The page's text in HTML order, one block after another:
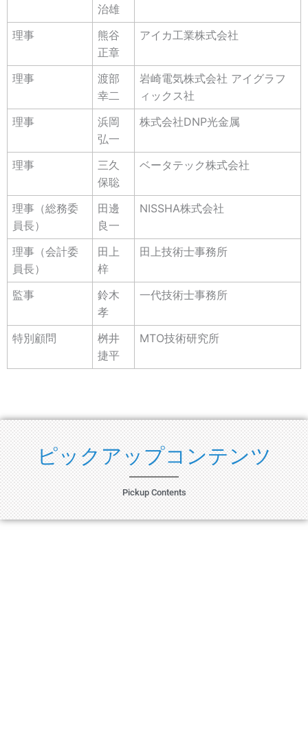
治雄
理事
熊谷
正章
アイカ工業株式会社
理事
渡部
幸二
岩崎電気株式会社 アイグラフ
ィックス社
理事
浜岡
弘一
株式会社DNP光金属
理事
三久
保聡
ベータテック株式会社
理事（総務委
員長）
田邊
良一
NISSHA株式会社
理事（会計委
員長）
田上
梓
田上技術士事務所
監事
鈴木
孝
一代技術士事務所
特別顧問
桝井
捷平
MTO技術研究所
ピックアップコンテンツ
Pickup Contents